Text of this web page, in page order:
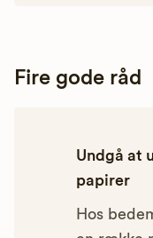
Fire gode råd
Undgå at
papirer
Hos